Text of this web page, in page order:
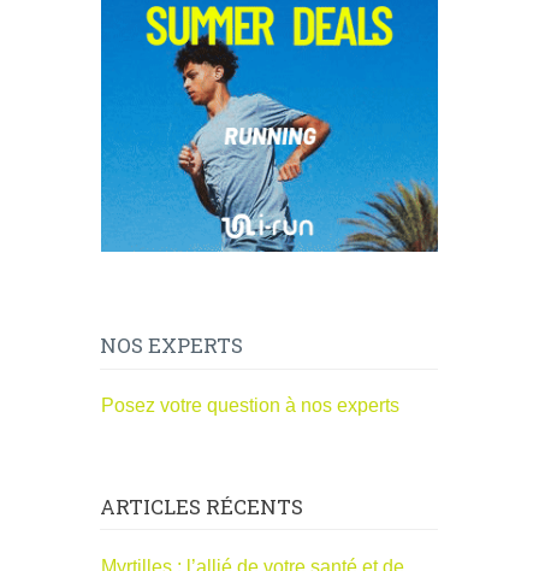
NOS EXPERTS
Posez votre question à nos experts
ARTICLES RÉCENTS
Myrtilles : l’allié de votre santé et de